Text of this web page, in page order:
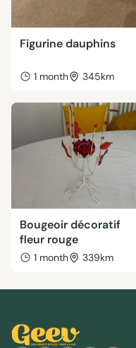
Figurine dauphins
1 month 345km
Bougeoir décoratif
fleur rouge
1 month 339km